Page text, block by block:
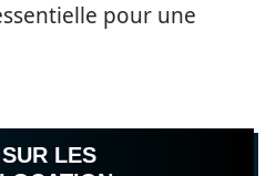
pour une
LES